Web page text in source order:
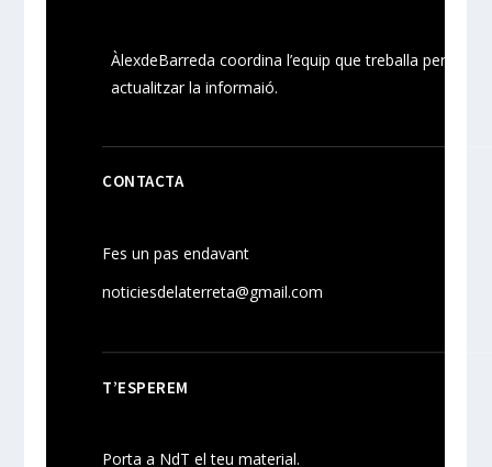
ÀlexdeBarreda coordina l’equip que treballa per
actualitzar la informaió.
CONTACTA
Fes un pas endavant
noticiesdelaterreta@gmail.com
T’ESPEREM
Porta a NdT el teu material.